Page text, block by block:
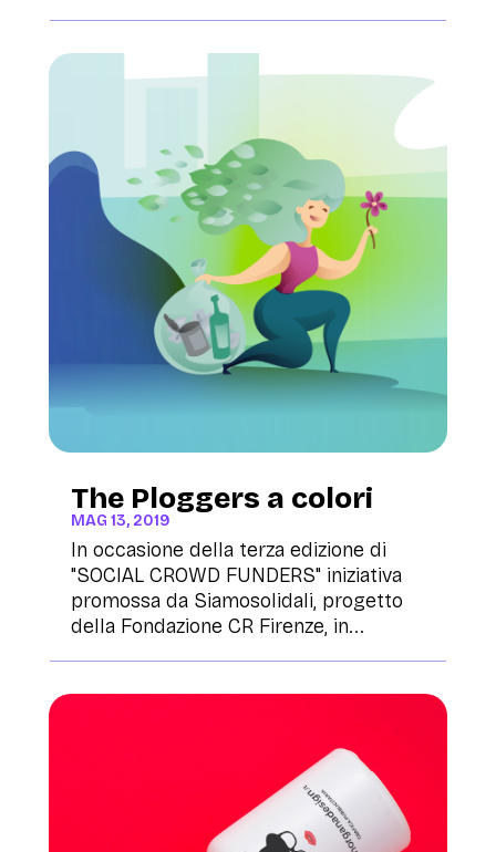
The Ploggers a colori
MAG 13, 2019
In occasione della terza edizione di
"SOCIAL CROWD FUNDERS" iniziativa
promossa da Siamosolidali, progetto
della Fondazione CR Firenze, in...